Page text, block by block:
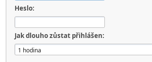
Heslo:
Jak dlouho zůstat přihlášen: